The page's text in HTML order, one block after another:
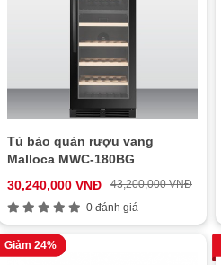
Tủ bảo quản rượu vang
Malloca MWC-180BG
30,240,000 VNĐ
43,200,000 VNĐ
0 đánh giá
Giảm 24%